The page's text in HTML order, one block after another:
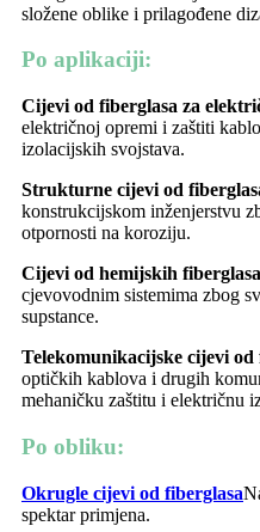
složene oblike i prilagođene
Po aplikaciji:
Cijevi od fiberglasa za
električnoj opremi i zaštiti
izolacijskih svojstava.
Strukturne cijevi od
konstrukcijskom inženjerstvu
otpornosti na koroziju.
Cijevi od hemijskih fiberglasa
cjevovodnim sistemima zbog
supstance.
Telekomunikacijske cijevi od
optičkih kablova i drugih
mehaničku zaštitu i električnu
Po obliku:
Okrugle cijevi od fiberglasa
spektar primjena.